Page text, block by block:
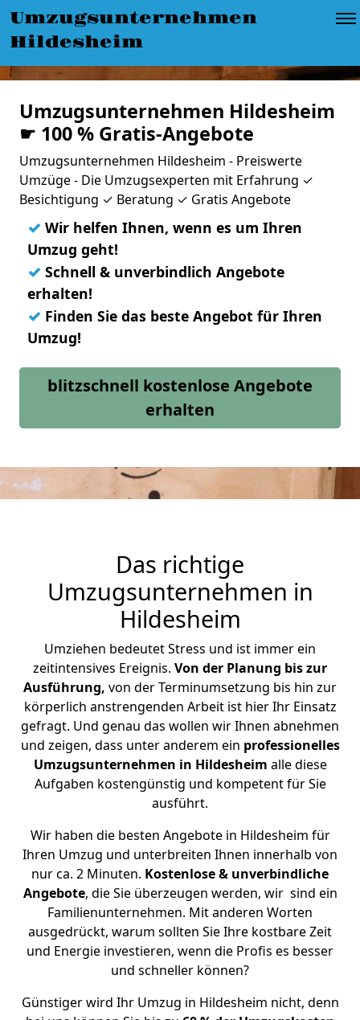
Umzugsunternehmen
Hildesheim
Umzugsunternehmen Hildesheim
☛ 100 % Gratis-Angebote
Umzugsunternehmen Hildesheim - Preiswerte
Umzüge - Die Umzugsexperten mit Erfahrung ✓
Besichtigung ✓ Beratung ✓ Gratis Angebote
✓ Wir helfen Ihnen, wenn es um Ihren
Umzug geht!
✓ Schnell & unverbindlich Angebote
erhalten!
✓ Finden Sie das beste Angebot für Ihren
Umzug!
blitzschnell kostenlose Angebote
erhalten
Das richtige
Umzugsunternehmen in
Hildesheim
Umziehen bedeutet Stress und ist immer ein
zeitintensives Ereignis. Von der Planung bis zur
Ausführung, von der Terminumsetzung bis hin zur
körperlich anstrengenden Arbeit ist hier Ihr Einsatz
gefragt. Und genau das wollen wir Ihnen abnehmen
und zeigen, dass unter anderem ein professionelles
Umzugsunternehmen in Hildesheim alle diese
Aufgaben kostengünstig und kompetent für Sie
ausführt.
Wir haben die besten Angebote in Hildesheim für
Ihren Umzug und unterbreiten Ihnen innerhalb von
nur ca. 2 Minuten. Kostenlose & unverbindliche
Angebote, die Sie überzeugen werden, wir sind ein
Familienunternehmen. Mit anderen Worten
ausgedrückt, warum sollten Sie Ihre kostbare Zeit
und Energie investieren, wenn die Profis es besser
und schneller können?
Günstiger wird Ihr Umzug in Hildesheim nicht, denn